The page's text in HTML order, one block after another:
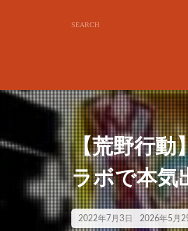
【荒野行動
ラボで本気
2022年7月3日 2026年5月